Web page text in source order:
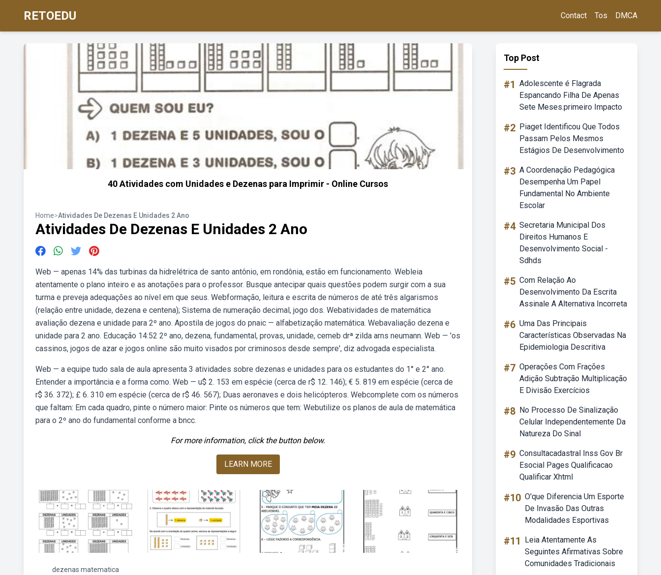
RETOEDU Contact Tos DMCA
40 Atividades com Unidades e Dezenas para Imprimir - Online Cursos
Home>Atividades De Dezenas E Unidades 2 Ano
Atividades De Dezenas E Unidades 2 Ano
Web — apenas 14% das turbinas da hidrelétrica de santo antônio, em rondônia, estão em funcionamento. Webleia
atentamente o plano inteiro e as anotações para o professor. Busque antecipar quais questões podem surgir com a sua
turma e preveja adequações ao nível em que seus. Webformação, leitura e escrita de números de até três algarismos
(relação entre unidade, dezena e centena); Sistema de numeração decimal, jogo dos. Webatividades de matemática
avaliação dezena e unidade para 2º ano. Apostila de jogos do pnaic — alfabetização matemática. Webavaliação dezena e
unidade para 2 ano. Educação 14:52 2º ano, dezena, fundamental, provas, unidade, cemeb drª zilda arns neumann. Web — 'os
cassinos, jogos de azar e jogos online são muito visados por criminosos desde sempre', diz advogada especialista.
Web — a equipe tudo sala de aula apresenta 3 atividades sobre dezenas e unidades para os estudantes do 1° e 2° ano.
Entender a importância e a forma como. Web — u$ 2. 153 em espécie (cerca de r$ 12. 146); € 5. 819 em espécie (cerca de
r$ 36. 372); £ 6. 310 em espécie (cerca de r$ 46. 567); Duas aeronaves e dois helicópteros. Webcomplete com os números
que faltam: Em cada quadro, pinte o número maior: Pinte os números que tem: Webutilize os planos de aula de matemática
para o 2º ano do fundamental conforme a bncc.
For more information, click the button below.
LEARN MORE
dezenas matematica
Top Post
#1 Adolescente é Flagrada
Espancando Filha De Apenas
Sete Meses.primeiro Impacto
#2 Piaget Identificou Que Todos
Passam Pelos Mesmos
Estágios De Desenvolvimento
#3 A Coordenação Pedagógica
Desempenha Um Papel
Fundamental No Ambiente
Escolar
#4 Secretaria Municipal Dos
Direitos Humanos E
Desenvolvimento Social -
Sdhds
#5 Com Relação Ao
Desenvolvimento Da Escrita
Assinale A Alternativa Incorreta
#6 Uma Das Principais
Características Observadas Na
Epidemiologia Descritiva
#7 Operações Com Frações
Adição Subtração Multiplicação
E Divisão Exercícios
#8 No Processo De Sinalização
Celular Independentemente Da
Natureza Do Sinal
#9 Consultacadastral Inss Gov Br
Esocial Pages Qualificacao
Qualificar Xhtml
#10 O'que Diferencia Um Esporte
De Invasão Das Outras
Modalidades Esportivas
#11
Leia Atentamente As
Seguintes Afirmativas Sobre
Comunidades Tradicionais